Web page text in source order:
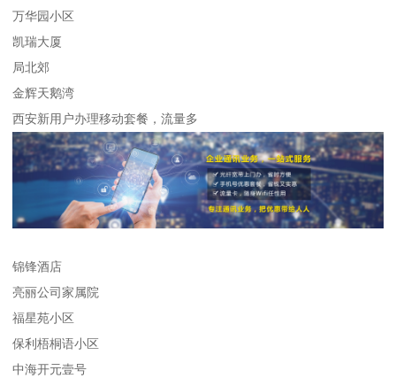
万华园小区
凯瑞大厦
局北郊
金辉天鹅湾
西安新用户办理移动套餐，流量多
锦锋酒店
亮丽公司家属院
福星苑小区
保利梧桐语小区
中海开元壹号